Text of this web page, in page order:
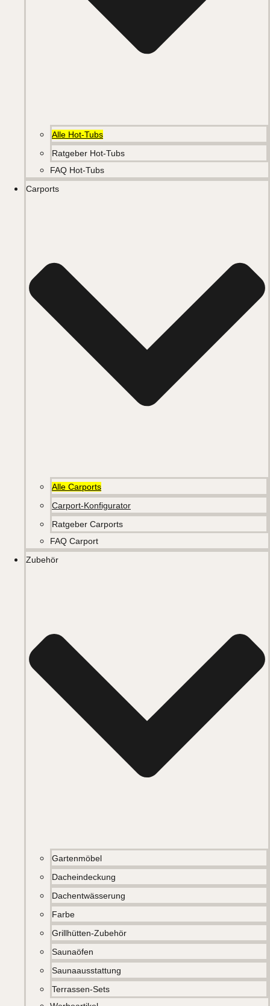
Alle Hot-Tubs
Ratgeber Hot-Tubs
FAQ Hot-Tubs
Carports
Alle Carports
Carport-Konfigurator
Ratgeber Carports
FAQ Carport
Zubehör
Gartenmöbel
Dacheindeckung
Dachentwässerung
Farbe
Grillhütten-Zubehör
Saunaöfen
Saunaausstattung
Terrassen-Sets